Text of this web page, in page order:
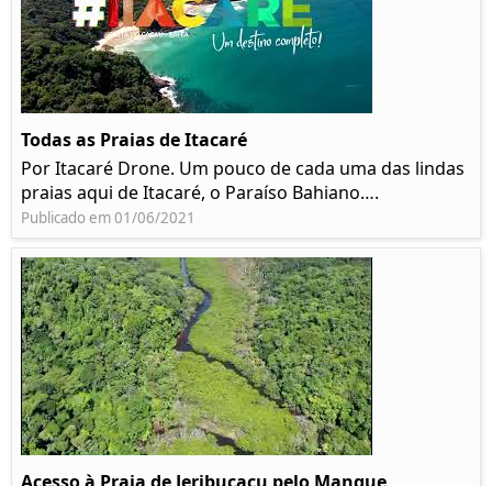
Todas as Praias de Itacaré
Por Itacaré Drone. Um pouco de cada uma das lindas
praias aqui de Itacaré, o Paraíso Bahiano….
Publicado em 01/06/2021